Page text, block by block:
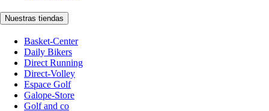
Nuestras tiendas
Basket-Center
Daily Bikers
Direct Running
Direct-Volley
Espace Golf
Galope-Store
Golf and co